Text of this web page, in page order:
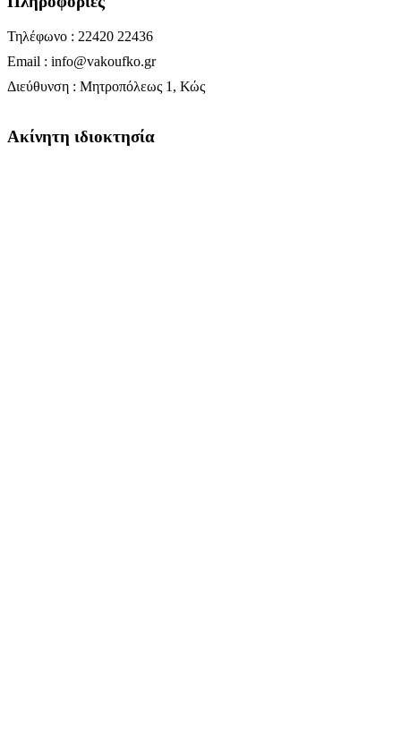
Τηλέφωνο : 22420 22436
Email : info@vakoufko.gr
Διεύθυνση : Μητροπόλεως 1, Κώς
Ακίνητη ιδιοκτησία